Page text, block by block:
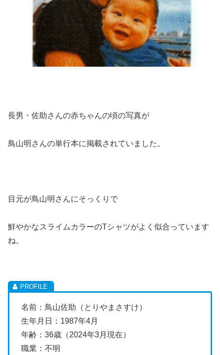
長男・佐助さんの赤ちゃんの頃の写真が
鳥山明さんの単行本に掲載されていました。
目元が鳥山明さんにそっくりで
鮮やかなスライムカラーのTシャツがよく似合っています
ね。
名前：鳥山佐助（とりやまさすけ）
生年月日：1987年4月
年齢：36歳（2024年3月現在）
職業：不明